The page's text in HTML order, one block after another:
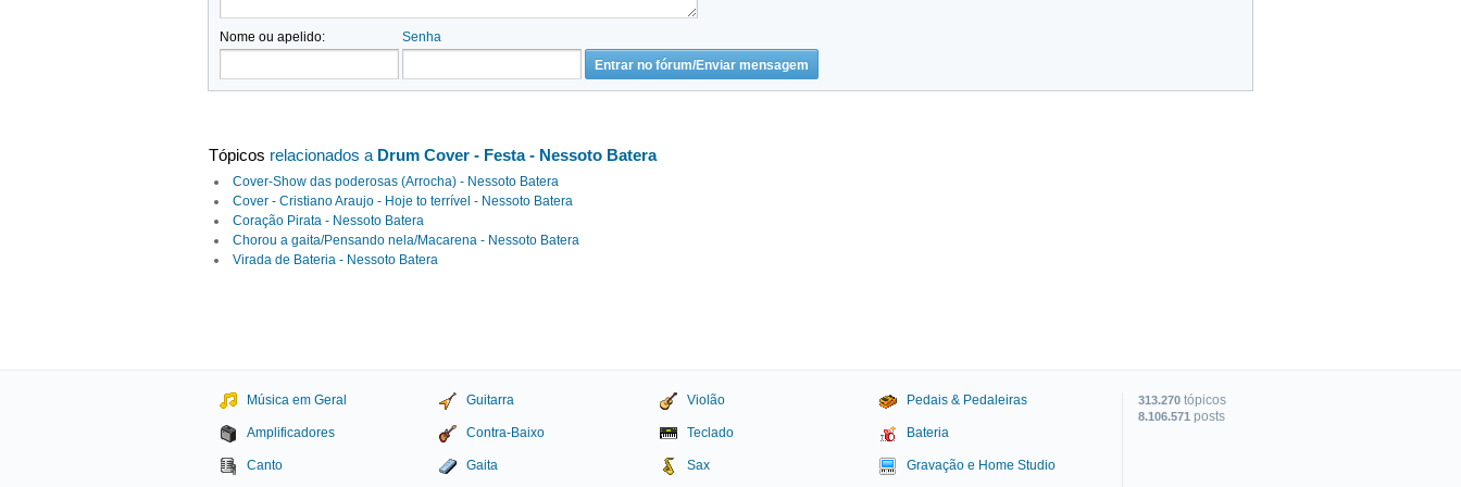
Nome ou apelido: Senha
Tópicos relacionados a Drum Cover - Festa - Nessoto Batera
Cover-Show das poderosas (Arrocha) - Nessoto Batera
Cover - Cristiano Araujo - Hoje to terrível - Nessoto Batera
Coração Pirata - Nessoto Batera
Chorou a gaita/Pensando nela/Macarena - Nessoto Batera
Virada de Bateria - Nessoto Batera
Música em Geral Guitarra Violão Pedais & Pedaleiras
Amplificadores Contra-Baixo Teclado Bateria
Canto Gaita Sax Gravação e Home Studio
313.270 tópicos
8.106.571 posts